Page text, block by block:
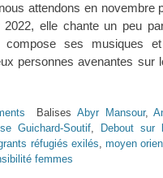
attendons en novembre
elle chante un peu
ses musiques et
personnes avenantes sur
BalisesAbyr Mansour,
Guichard-Soutif, Debout sur
réfugiés exilés,moyen
femmes